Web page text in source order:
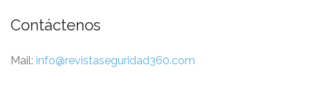
Contáctenos
Mail: info@revistaseguridad360.com